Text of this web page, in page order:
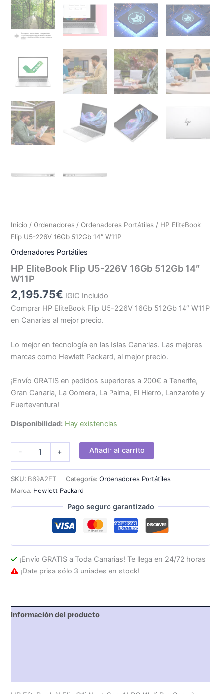
Inicio / Ordenadores / Ordenadores Portátiles / HP EliteBook
Flip U5-226V 16Gb 512Gb 14″ W11P
Ordenadores Portátiles
HP EliteBook Flip U5-226V 16Gb 512Gb 14″
W11P
2,195.75€ IGIC Incluido
Comprar HP EliteBook Flip U5-226V 16Gb 512Gb 14″ W11P
en Canarias al mejor precio.
Lo mejor en tecnología en las Islas Canarias. Las mejores
marcas como Hewlett Packard, al mejor precio.
¡Envío GRATIS en pedidos superiores a 200€ a Tenerife,
Gran Canaria, La Gomera, La Palma, El Hierro, Lanzarote y
Fuerteventura!
Disponibilidad: Hay existencias
-
U5-
16Gb
512Gb
+ Añadir al carrito
SKU: B69A2ET Categoría:Ordenadores Portátiles
Marca: Hewlett Packard
Pago seguro garantizado
¡Envío GRATIS a Toda Canarias! Te llega en 24/72 horas
¡Date prisa sólo 3 uniades en stock!
Información del producto